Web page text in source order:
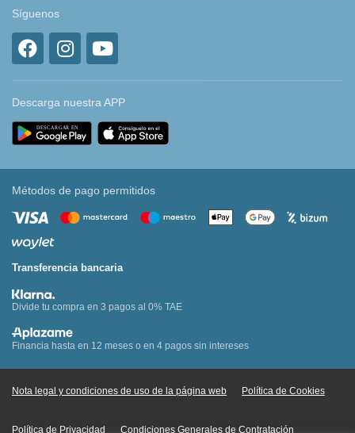
Síguenos
Descarga nuestra APP
Métodos de pago permitidos
Transferencia bancaria
Divide tu compra en 3 pagos al 0% TAE
Financia hasta en 12 meses o en 4 pagos sin intereses
Nota legal y condiciones de uso de la página web Política de Cookies
Política de Privacidad Condiciones Generales de Contratación